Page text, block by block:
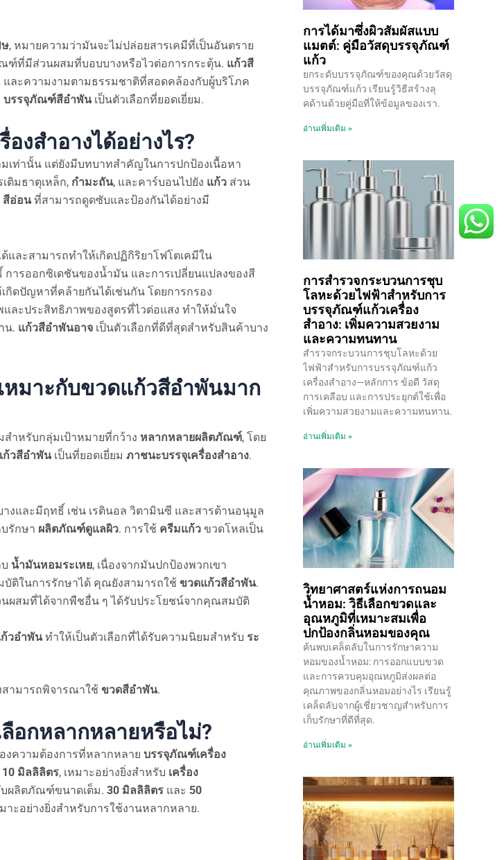
, หมายความว่ามันจะไม่ปล่อยสารเคมีที่เป็นอันตราย
ฑ์ที่มีส่วนผสมที่บอบบางหรือไวต่อการกระตุ้น. แก้วสี
ละความงามตามธรรมชาติที่สอดคล้องกับผู้บริโภค
บรรจุภัณฑ์สีอำพันเป็นตัวเลือกที่ยอดเยี่ยม.
งสำอางได้อย่างไร?
เท่านั้น แต่ยังมีบทบาทสำคัญในการปกป้องเนื้อหา
ติมธาตุเหล็ก, กำมะถัน, และคาร์บอนไปยัง แก้ว ส่วน
สีอ่อนที่สามารถดูดซับและป้องกันได้อย่างมี
และสามารถทำให้เกิดปฏิกิริยาโฟโตเคมีใน
ารออกซิเดชันของน้ำมัน และการเปลี่ยนแปลงของสี
กิดปัญหาที่คล้ายกันได้เช่นกัน โดยการกรอง
ละประสิทธิภาพของสูตรที่ไวต่อแสง ทำให้มั่นใจ
น. แก้วสีอำพันอาจ เป็นตัวเลือกที่ดีที่สุดสำหรับสินค้าบาง
หมาะกับขวดแก้วสีอำพันมาก
สำหรับกลุ่มเป้าหมายที่กว้าง หลากหลายผลิตภัณฑ์, โดย
ก้วสีอำพันเป็นที่ยอดเยี่ยม ภาชนะบรรจุเครื่องสำอาง.
งและมีฤทธิ์ เช่น เรตินอล วิตามินซี และสารต้านอนุมูล
บรักษา ผลิตภัณฑ์ดูแลผิว. การใช้ ครีมแก้ว ขวดโหลเป็น
น้ำมันหอมระเหย, เนื่องจากมันปกป้องพวกเขา
ติในการรักษาได้ คุณยังสามารถใช้ ขวดแก้วสีอำพัน.
ผสมที่ได้จากพืชอื่น ๆ ได้รับประโยชน์จากคุณสมบัติ
วอำพันทำให้เป็นตัวเลือกที่ได้รับความนิยมสำหรับ ระ
ามารถพิจารณาใช้ ขวดสีอำพัน.
อกหลากหลายหรือไม่?
ความต้องการที่หลากหลาย บรรจุภัณฑ์เครื่อง
10 มิลลิลิตร, เหมาะอย่างยิ่งสำหรับ เครื่อง
ผลิตภัณฑ์ขนาดเต็ม. 30 มิลลิลิตร และ 50
ะอย่างยิ่งสำหรับการใช้งานหลากหลาย.
การได้มาซึ่งผิวสัมผัสแบบ
แมตต์: คู่มือวัสดุบรรจุภัณฑ์
แก้ว
ยกระดับบรรจุภัณฑ์ของคุณด้วยวัสดุ
บรรจุภัณฑ์แก้ว เรียนรู้วิธีสร้างลุ
คด้านด้วยคู่มือที่ให้ข้อมูลของเรา.
อ่านเพิ่มเติม »
การสำรวจกระบวนการชุบ
โลหะด้วยไฟฟ้าสำหรับการ
บรรจุภัณฑ์แก้วเครื่อง
สำอาง: เพิ่มความสวยงาม
และความทนทาน
สำรวจกระบวนการชุบโลหะด้วย
ไฟฟ้าสำหรับการบรรจุภัณฑ์แก้ว
เครื่องสำอาง—หลักการ ข้อดี วัสดุ
การเคลือบ และการประยุกต์ใช้เพื่อ
เพิ่มความสวยงามและความทนทาน.
อ่านเพิ่มเติม »
วิทยาศาสตร์แห่งการถนอม
น้ำหอม: วิธีเลือกขวดและ
อุณหภูมิที่เหมาะสมเพื่อ
ปกป้องกลิ่นหอมของคุณ
ค้นพบเคล็ดลับในการรักษาความ
หอมของน้ำหอม: การออกแบบขวด
และการควบคุมอุณหภูมิส่งผลต่อ
คุณภาพของกลิ่นหอมอย่างไร เรียนรู้
เคล็ดลับจากผู้เชี่ยวชาญสำหรับการ
เก็บรักษาที่ดีที่สุด.
อ่านเพิ่มเติม »